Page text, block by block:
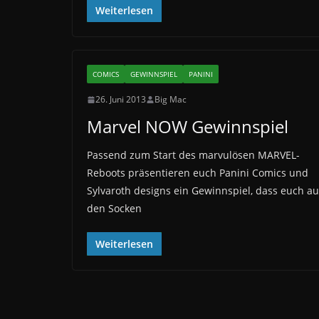
Weiterlesen
COMICS GEWINNSPIEL PANINI
26. Juni 2013 Big Mac
Marvel NOW Gewinnspiel
Passend zum Start des marvulösen MARVEL-
Reboots präsentieren euch Panini Comics und
Sylvaroth designs ein Gewinnspiel, dass euch
den Socken
Weiterlesen